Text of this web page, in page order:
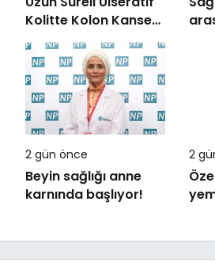
Kolitte Kolon Kanseri
Riski Artıyor mu?
2 gün önce
Beyin sağlığı anne
karnında başlıyor!
2